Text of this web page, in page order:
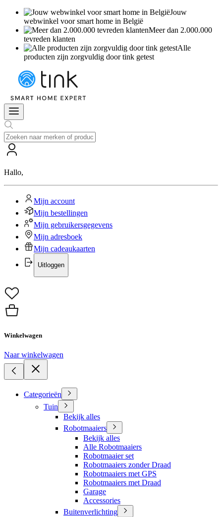
Jouw
webwinkel voor smart home in België
Meer dan 2.000.000
tevreden klanten
Alle
producten zijn zorgvuldig door tink getest
Hallo,
Mijn account
Mijn bestellingen
Mijn gebruikersgegevens
Mijn adresboek
Mijn cadeaukaarten
Uitloggen
Winkelwagen
Naar winkelwagen
Categorieën
Tuin
Bekijk alles
Robotmaaiers
Bekijk alles
Alle Robotmaaiers
Robotmaaier set
Robotmaaiers zonder Draad
Robotmaaiers met GPS
Robotmaaiers met Draad
Garage
Accessories
Buitenverlichting